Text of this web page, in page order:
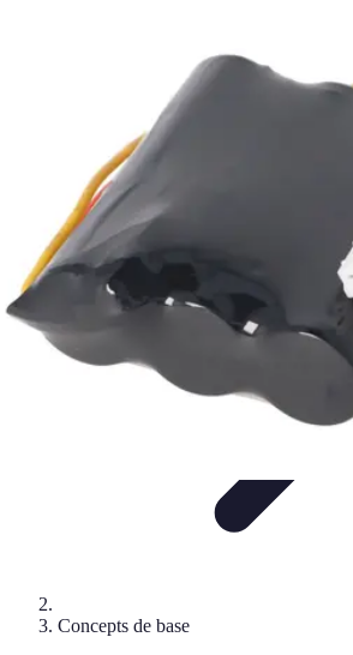
Plantes et Remèdes
Santé Ayurvédique
Concepts de base